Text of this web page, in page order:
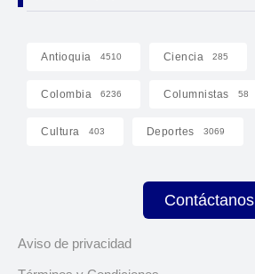
Antioquia 4510 Ciencia 285
Colombia 6236 Columnistas 58
Cultura 403 Deportes 3069
Contáctanos
Aviso de privacidad